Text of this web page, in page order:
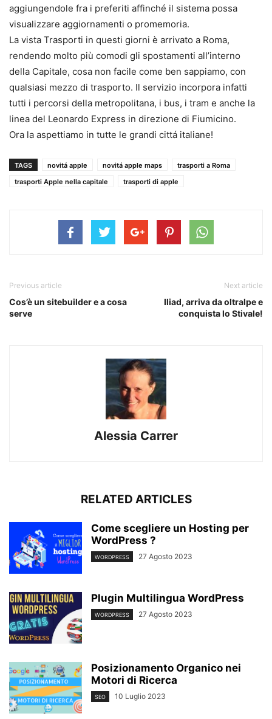
aggiungendole fra i preferiti affinché il sistema possa
visualizzare aggiornamenti o promemoria.
La vista Trasporti in questi giorni è arrivato a Roma,
rendendo molto più comodi gli spostamenti all’interno
della Capitale, cosa non facile come ben sappiamo, con
qualsiasi mezzo di trasporto. Il servizio incorpora infatti
tutti i percorsi della metropolitana, i bus, i tram e anche la
linea del Leonardo Express in direzione di Fiumicino.
Ora la aspettiamo in tutte le grandi cittá italiane!
TAGS novitá apple novitá apple maps
trasporti a Roma
trasporti Apple nella capitale
trasporti di apple
Previous article
Cos’è un sitebuilder e a cosa
serve
Next article
Iliad, arriva da oltralpe e
conquista lo Stivale!
Alessia Carrer
RELATED ARTICLES
Come scegliere un Hosting per
WordPress ?
WORDPRESS 27 Agosto 2023
Plugin Multilingua WordPress
WORDPRESS 27 Agosto 2023
Posizionamento Organico nei
Motori di Ricerca
SEO 10 Luglio 2023